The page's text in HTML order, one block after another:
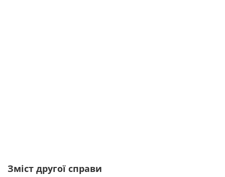
Зміст другої справи